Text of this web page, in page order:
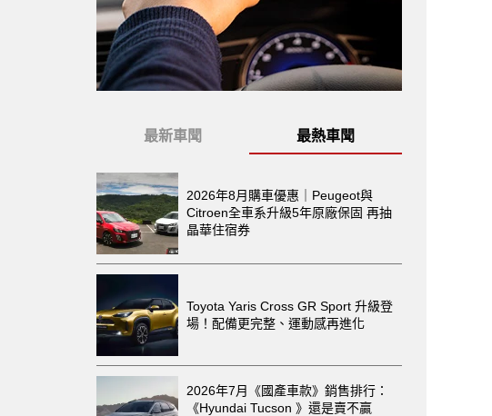
最新車聞 最熱車聞
2026年8月購車優惠｜Peugeot與
Citroen全車系升級5年原廠保固 再抽
晶華住宿券
Toyota Yaris Cross GR Sport 升級登
場！配備更完整、運動感再進化
2026年7月《國產車款》銷售排行：
《Hyundai Tucson 》還是賣不贏